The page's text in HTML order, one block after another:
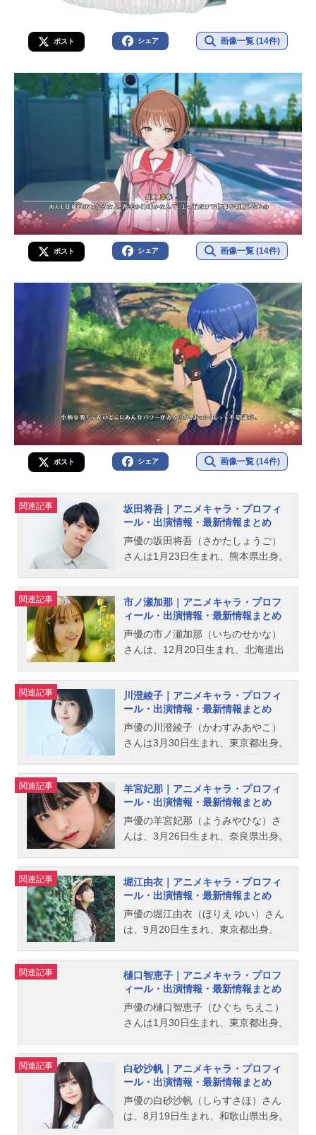
ポスト シェア 画像一覧 (14件)
ポスト シェア 画像一覧 (14件)
ポスト シェア 画像一覧 (14件)
関連記事
坂田将吾｜アニメキャラ・プロフィ
ール・出演情報・最新情報まとめ
声優の坂田将吾（さかたしょうご）
さんは1月23日生まれ、熊本県出身。
メ記事をご紹介！
関連記事
市ノ瀬加那｜アニメキャラ・プロフ
ィール・出演情報・最新情報まとめ
声優の市ノ瀬加那（いちのせかな）
さんは、12月20日生まれ、北海道出
ン役をはじめ、『機動戦士ガンダム
水星の魔女』のスレッタ・マーキュ
リー役など、人気作品のキャラクタ
ーを多く演じています。こちらで
は、市ノ瀬加那さんのオススメ記事
関連記事
川澄綾子｜アニメキャラ・プロフィ
ール・出演情報・最新情報まとめ
声優の川澄綾子（かわすみあやこ）
さんは3月30日生まれ、東京都出身。
をはじめ、『Fate』シリーズのセイ
バー役など、人気作品のキャラクタ
ーを多く演じています。こちらで
は、川澄綾子さんのオススメ記事を
ご紹介！
関連記事
羊宮妃那｜アニメキャラ・プロフィ
ール・出演情報・最新情報まとめ
声優の羊宮妃那（ようみやひな）さ
んは、3月26日生まれ、奈良県出身。
ィールと関連記事を紹介します。
関連記事
堀江由衣｜アニメキャラ・プロフィ
ール・出演情報・最新情報まとめ
声優の堀江由衣（ほりえ ゆい）さん
は、9月20日生まれ、東京都出身。
はじめ、『DOG DAYS』のミルヒオ
ーレ・F・ビスコッティ役など、人気
作品のキャラクターを多く演じてい
ます。こちらでは、堀江由衣さんの
オススメ記事をご紹介！
関連記事
樋口智恵子｜アニメキャラ・プロフ
ィール・出演情報・最新情報まとめ
声優の樋口智恵子（ひぐち ちえこ）
さんは1月30日生まれ、東京都出身。
スメ記事をご紹介！
関連記事
白砂沙帆｜アニメキャラ・プロフィ
ール・出演情報・最新情報まとめ
声優の白砂沙帆（しらすさほ）さん
は、8月19日生まれ、和歌山県出身。